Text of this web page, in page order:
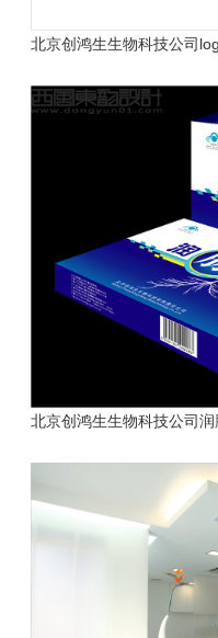
北京创鸿生生物科技公司
北京创鸿生生物科技公司